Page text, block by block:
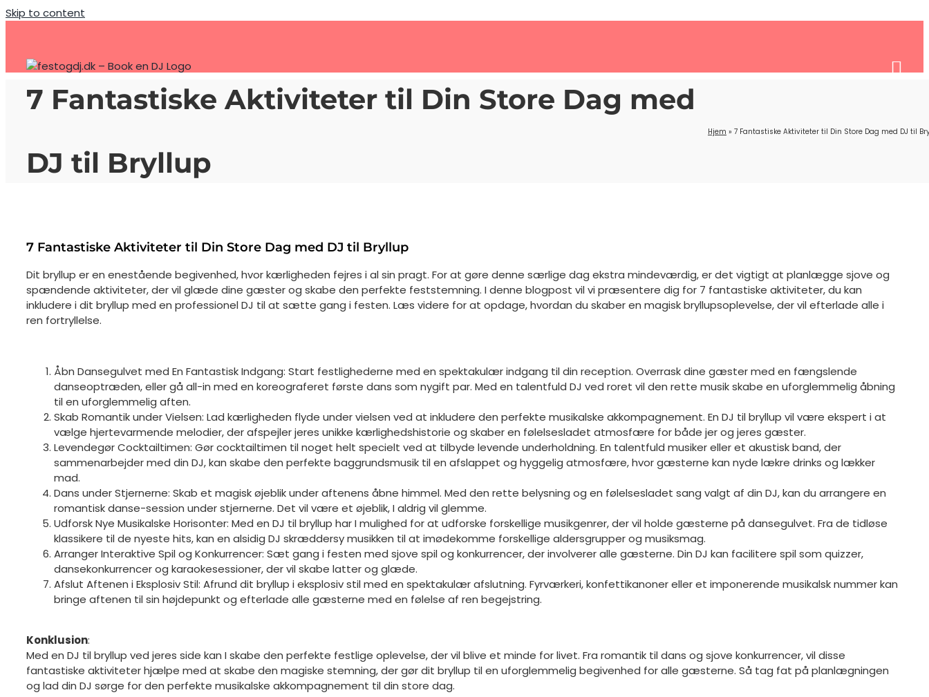
Skip to content
7 Fantastiske Aktiviteter til Din Store Dag med
DJ til Bryllup
Hjem » 7 Fantastiske Aktiviteter til Din Store Dag med DJ til
7 Fantastiske Aktiviteter til Din Store Dag med DJ til Bryllup
Dit bryllup er en enestående begivenhed, hvor kærligheden fejres i al sin pragt. For at gøre denne særlige dag ekstra mindeværdig, er det vigtigt at planlægge sjove og
spændende aktiviteter, der vil glæde dine gæster og skabe den perfekte feststemning. I denne blogpost vil vi præsentere dig for 7 fantastiske aktiviteter, du kan
inkludere i dit bryllup med en professionel DJ til at sætte gang i festen. Læs videre for at opdage, hvordan du skaber en magisk bryllupsoplevelse, der vil efterlade alle i
ren fortryllelse.
Åbn Dansegulvet med En Fantastisk Indgang: Start festlighederne med en spektakulær indgang til din reception. Overrask dine gæster med en fængslende
danseoptræden, eller gå all-in med en koreograferet første dans som nygift par. Med en talentfuld DJ ved roret vil den rette musik skabe en uforglemmelig åbning
til en uforglemmelig aften.
Skab Romantik under Vielsen: Lad kærligheden flyde under vielsen ved at inkludere den perfekte musikalske akkompagnement. En DJ til bryllup vil være ekspert i at
vælge hjertevarmende melodier, der afspejler jeres unikke kærlighedshistorie og skaber en følelsesladet atmosfære for både jer og jeres gæster.
Levendegør Cocktailtimen: Gør cocktailtimen til noget helt specielt ved at tilbyde levende underholdning. En talentfuld musiker eller et akustisk band, der
sammenarbejder med din DJ, kan skabe den perfekte baggrundsmusik til en afslappet og hyggelig atmosfære, hvor gæsterne kan nyde lækre drinks og lækker
mad.
Dans under Stjernerne: Skab et magisk øjeblik under aftenens åbne himmel. Med den rette belysning og en følelsesladet sang valgt af din DJ, kan du arrangere en
romantisk danse-session under stjernerne. Det vil være et øjeblik, I aldrig vil glemme.
Udforsk Nye Musikalske Horisonter: Med en DJ til bryllup har I mulighed for at udforske forskellige musikgenrer, der vil holde gæsterne på dansegulvet. Fra de tidløse
klassikere til de nyeste hits, kan en alsidig DJ skræddersy musikken til at imødekomme forskellige aldersgrupper og musiksmag.
Arranger Interaktive Spil og Konkurrencer: Sæt gang i festen med sjove spil og konkurrencer, der involverer alle gæsterne. Din DJ kan facilitere spil som quizzer,
dansekonkurrencer og karaokesessioner, der vil skabe latter og glæde.
Afslut Aftenen i Eksplosiv Stil: Afrund dit bryllup i eksplosiv stil med en spektakulær afslutning. Fyrværkeri, konfettikanoner eller et imponerende musikalsk nummer kan
bringe aftenen til sin højdepunkt og efterlade alle gæsterne med en følelse af ren begejstring.
Konklusion:
Med en DJ til bryllup ved jeres side kan I skabe den perfekte festlige oplevelse, der vil blive et minde for livet. Fra romantik til dans og sjove konkurrencer, vil disse
fantastiske aktiviteter hjælpe med at skabe den magiske stemning, der gør dit bryllup til en uforglemmelig begivenhed for alle gæsterne. Så tag fat på planlægningen
og lad din DJ sørge for den perfekte musikalske akkompagnement til din store dag.